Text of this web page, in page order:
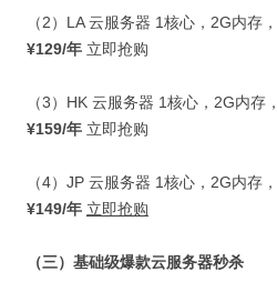
（2） LA云服务器 1核心， 2G内存，
¥129/年 立即抢购
（3） HK 云服务器 1核心， 2G内存，
¥159/年 立即抢购
（4） JP 云服务器 1核心， 2G内存，
¥149/年 立即抢购
（三）基础级爆款云服务器秒杀